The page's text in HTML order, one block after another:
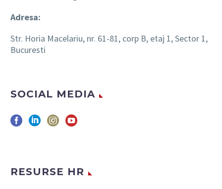
Adresa:
Str. Horia Macelariu, nr. 61-81, corp B, etaj 1, Sector 1,
Bucuresti
SOCIAL MEDIA
RESURSE HR